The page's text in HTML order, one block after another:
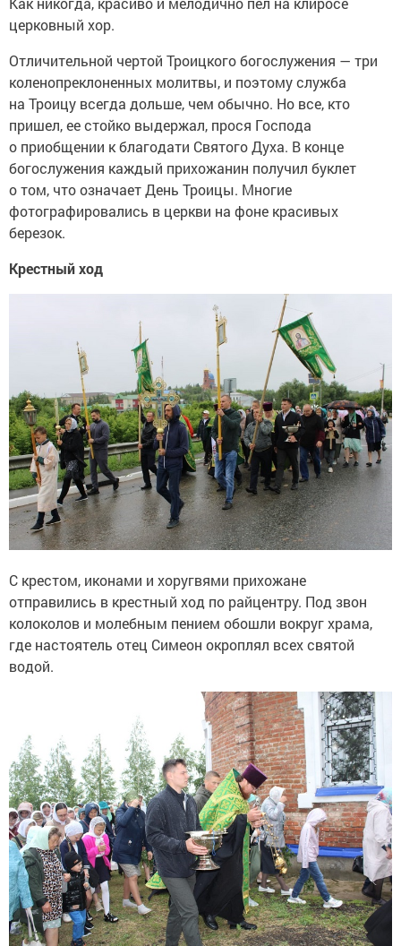
церковный хор.
Отличительной чертой Троицкого богослужения — три
коленопреклоненных молитвы, и поэтому служба
на Троицу всегда дольше, чем обычно. Но все, кто
пришел, ее стойко выдержал, прося Господа
о приобщении к благодати Святого Духа. В конце
богослужения каждый прихожанин получил буклет
о том, что означает День Троицы. Многие
фотографировались в церкви на фоне красивых
березок.
Крестный ход
С крестом, иконами и хоругвями прихожане
отправились в крестный ход по райцентру. Под звон
колоколов и молебным пением обошли вокруг храма,
где настоятель отец Симеон окроплял всех святой
водой.